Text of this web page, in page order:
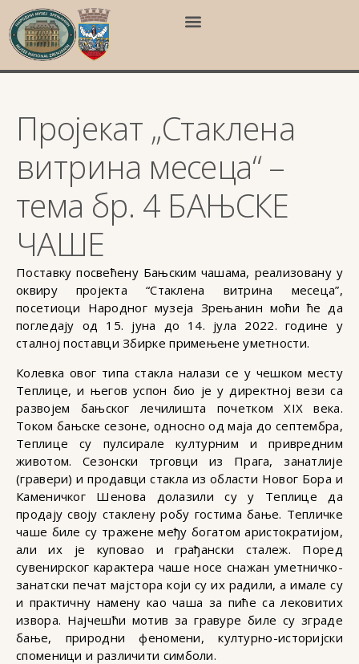
Пројекат „Стаклена
витрина месеца“ –
тема бр. 4 БАЊСКЕ
ЧАШЕ
Поставку посвећену Бањским чашама, реализовану у
оквиру пројекта “Стаклена витрина месеца”,
посетиоци Народног музеја Зрењанин моћи ће да
погледају од 15. јуна до 14. јула 2022. године у
сталној поставци Збирке примењене уметности.
Колевка овог типа стакла налази се у чешком месту
Теплице, и његов успон био је у директној вези са
развојем бањског лечилишта почетком XIX века.
Током бањске сезоне, односно од маја до септембра,
Теплице су пулсирале културним и привредним
животом. Сезонски трговци из Прага, занатлије
(гравери) и продавци стакла из области Новог Бора и
Каменичког Шенова долазили су у Теплице да
продају своју стаклену робу гостима бање. Тепличке
чаше биле су тражене међу богатом аристократијом,
али их је куповао и грађански сталеж. Поред
сувенирског карактера чаше носе снажан уметничко-
занатски печат мајстора који су их радили, а имале су
и практичну намену као чаша за пиће са лековитих
извора. Најчешћи мотив за гравуре биле су зграде
бање, природни феномени, културно-историјски
споменици и различити симболи.